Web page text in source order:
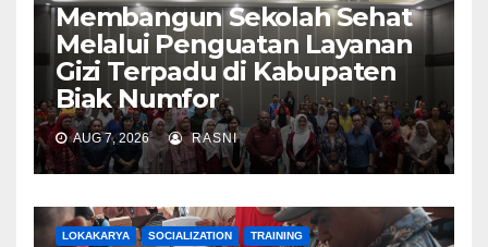
Membangun Sekolah Sehat
Melalui Penguatan Layanan
Gizi Terpadu di Kabupaten
Biak Numfor
AUG 7, 2026 RASNI
LOKAKARYA SOCIALIZATION TRAINING